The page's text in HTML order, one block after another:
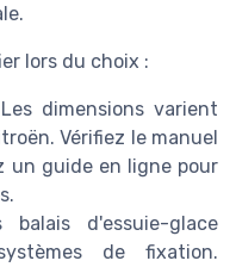
lors du choix :
dimensions varient
Vérifiez le manuel
un guide en ligne pour
balais d'essuie-glace
de fixation.